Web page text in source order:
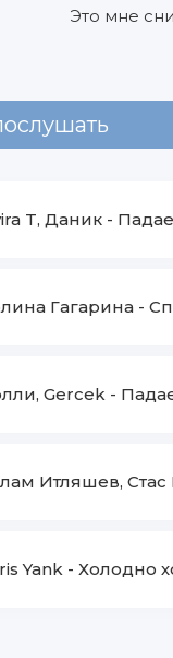
Это мне
T, Даник -
Гагарина -
Gercek -
Итляшев,
Yank - Холодно